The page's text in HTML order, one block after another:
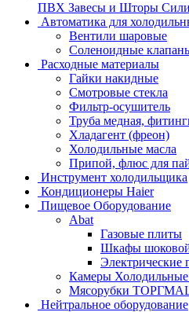
ПВХ Завесы и Шторы
Автоматика для
Вентили шаровые
Соленоидные
Расходные материалы
Гайки накидные
Смотровые стекла
Фильтр-осушитель
Труба медная,
Хладагент (фреон)
Холодильные масла
Припой, флюс для
Инструмент холодильщика
Кондиционеры Haier
Пищевое Оборудование
Abat
Газовые плиты
Шкафы шоковой
Электрические
Камеры
Мясорубки
Нейтральное оборудование